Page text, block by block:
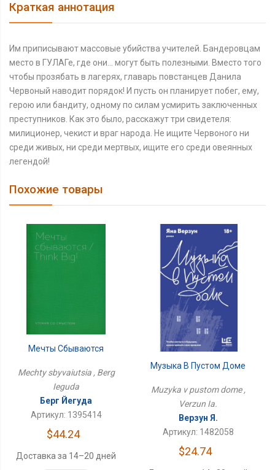
Краткая аннотация
Им приписывают массовые убийства учителей. Бандеровцам
место в ГУЛАГе, где они... могут быть полезными. Вместо того
чтобы прозябать в лагерях, главарь повстанцев Данила
Червоный наводит порядок! И пусть он планирует побег, ему,
герою или бандиту, одному по силам усмирить заключенных
преступников. Как это было, расскажут три свидетеля:
милиционер, чекист и враг народа. Не ищите Червоного ни
среди живых, ни среди мертвых, ищите его среди овеянных
легендой!
Похожие товары
Мечты Сбываются
Mechty sbyvaiutsia , Berg
Ieguda
Берг Йегуда
Артикул: 1395414
$44.24
Доставка за 14–20 дней
Музыка В Пустом Доме
Muzyka v pustom dome ,
Verzun Ia.
Верзун Я.
Артикул: 1482058
$24.74